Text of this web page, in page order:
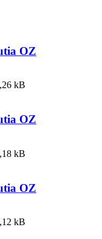
OZ
kB
OZ
kB
OZ
kB